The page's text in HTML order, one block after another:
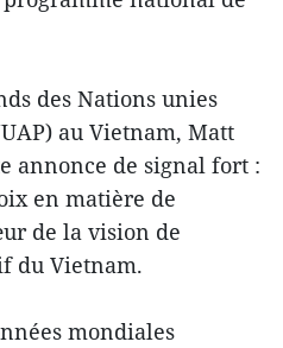
des Nations unies
au Vietnam, Matt
annonce de signal fort :
en matière de
de la vision de
du Vietnam.
mondiales